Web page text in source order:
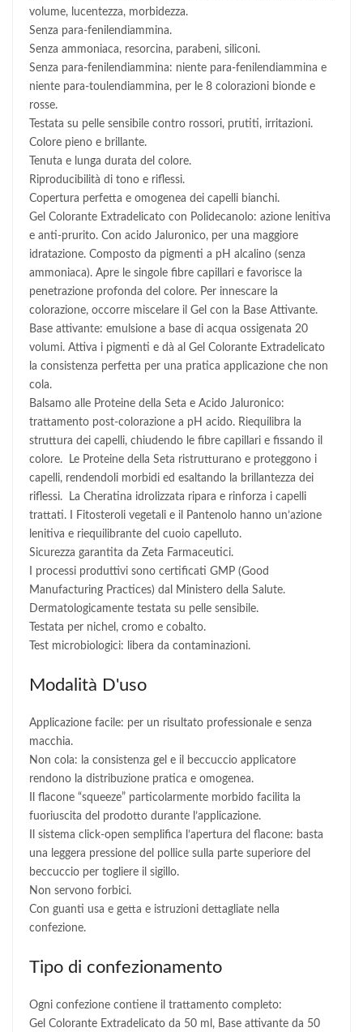
volume, lucentezza, morbidezza.
Senza para-fenilendiammina.
Senza ammoniaca, resorcina, parabeni, siliconi.
Senza para-fenilendiammina: niente para-fenilendiammina e
niente para-toulendiammina, per le 8 colorazioni bionde e
rosse.
Testata su pelle sensibile contro rossori, prutiti, irritazioni.
Colore pieno e brillante.
Tenuta e lunga durata del colore.
Riproducibilità di tono e riflessi.
Copertura perfetta e omogenea dei capelli bianchi.
Gel Colorante Extradelicato con Polidecanolo: azione lenitiva
e anti-prurito. Con acido Jaluronico, per una maggiore
idratazione. Composto da pigmenti a pH alcalino (senza
ammoniaca). Apre le singole fibre capillari e favorisce la
penetrazione profonda del colore. Per innescare la
colorazione, occorre miscelare il Gel con la Base Attivante.
Base attivante: emulsione a base di acqua ossigenata 20
volumi. Attiva i pigmenti e dà al Gel Colorante Extradelicato
la consistenza perfetta per una pratica applicazione che non
cola.
Balsamo alle Proteine della Seta e Acido Jaluronico:
trattamento post-colorazione a pH acido. Riequilibra la
struttura dei capelli, chiudendo le fibre capillari e fissando il
colore. Le Proteine della Seta ristrutturano e proteggono i
capelli, rendendoli morbidi ed esaltando la brillantezza dei
riflessi. La Cheratina idrolizzata ripara e rinforza i capelli
trattati. I Fitosteroli vegetali e il Pantenolo hanno un’azione
lenitiva e riequilibrante del cuoio capelluto.
Sicurezza garantita da Zeta Farmaceutici.
I processi produttivi sono certificati GMP (Good
Manufacturing Practices) dal Ministero della Salute.
Dermatologicamente testata su pelle sensibile.
Testata per nichel, cromo e cobalto.
Test microbiologici: libera da contaminazioni.
Modalità D'uso
Applicazione facile: per un risultato professionale e senza
macchia.
Non cola: la consistenza gel e il beccuccio applicatore
rendono la distribuzione pratica e omogenea.
Il flacone “squeeze” particolarmente morbido facilita la
fuoriuscita del prodotto durante l’applicazione.
Il sistema click-open semplifica l’apertura del flacone: basta
una leggera pressione del pollice sulla parte superiore del
beccuccio per togliere il sigillo.
Non servono forbici.
Con guanti usa e getta e istruzioni dettagliate nella
confezione.
Tipo di confezionamento
Ogni confezione contiene il trattamento completo:
Gel Colorante Extradelicato da 50 ml, Base attivante da 50